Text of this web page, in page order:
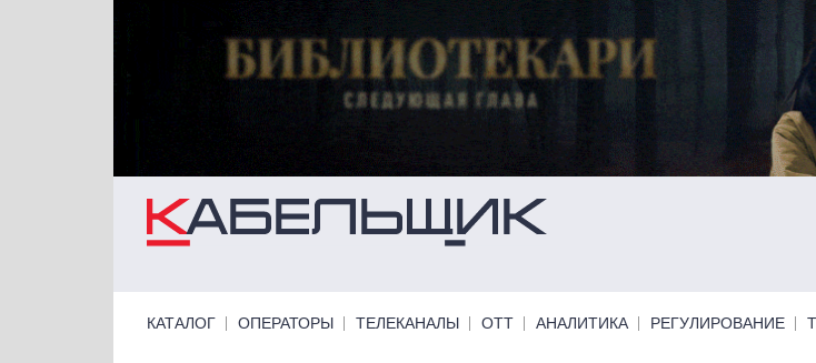
КАТАЛОГ ОПЕРАТОРЫ ТЕЛЕКАНАЛЫ ОТТ АНАЛИТИКА РЕГУЛИРОВАНИЕ